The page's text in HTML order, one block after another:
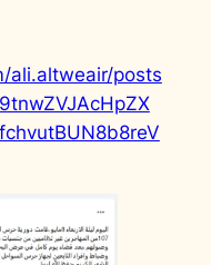
ali.altweair/posts